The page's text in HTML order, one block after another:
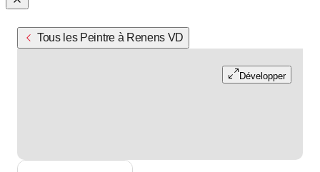
Tous les Peintre à Renens VD
Développer